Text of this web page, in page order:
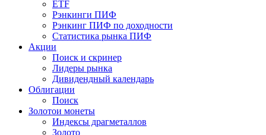
ETF
Рэнкинги ПИФ
Рэнкинг ПИФ по доходности
Статистика рынка ПИФ
Акции
Поиск и скринер
Лидеры рынка
Дивидендный календарь
Облигации
Поиск
Золотои монеты
Индексы драгметаллов
Золото